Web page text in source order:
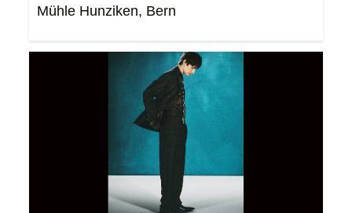
Mühle Hunziken, Bern